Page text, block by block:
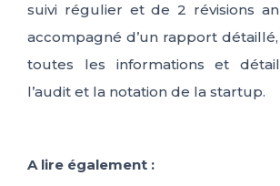
suivi régulier et de 2 révisions
accompagné d’un rapport
toutes les informations et
l’audit et la notation de la startup.
A lire également :